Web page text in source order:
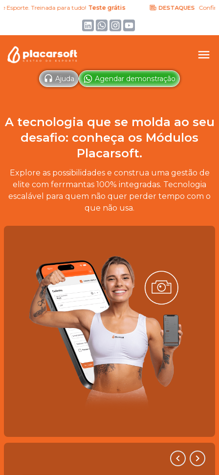
Treinada para tudo! Teste grátis DESTAQUES Confira
Ajuda Agendar demonstração
A tecnologia que se molda ao seu
desafio: conheça os Módulos
Placarsoft.
Explore as possibilidades e construa uma gestão de
elite com ferrmantas 100% integradas. Tecnologia
escalável para quem não quer perder tempo com o
que não usa.